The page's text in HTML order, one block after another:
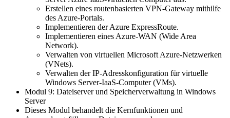
Erstellen eines routenbasierten VPN-Gateway mithilfe
des Azure-Portals.
Implementieren der Azure ExpressRoute.
Implementieren eines Azure-WAN (Wide Area
Network).
Verwalten von virtuellen Microsoft Azure-Netzwerken
(VNets).
Verwalten der IP-Adresskonfiguration für virtuelle
Windows Server-IaaS-Computer (VMs).
Modul 9: Dateiserver und Speicherverwaltung in Windows
Server
Dieses Modul behandelt die Kernfunktionen und